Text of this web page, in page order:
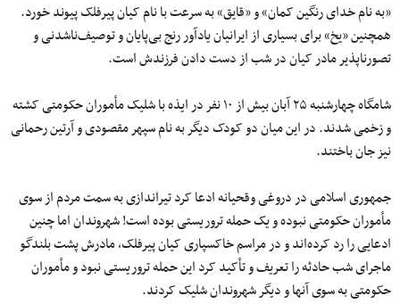
«به نام خدای رنگین کمان» و «قایق» به سرعت با نام کیان پیرفلک پیوند خورد.
همچنین «یخ» برای بسیاری از ایرانیان یادآور رنج بی‌پایان و توصیف‌ناشدنی و
تصورناپذیر مادر کیان در شب از دست دادن فرزندش است.
شامگاه چهارشنبه ۲۵ آبان بیش از ۱۰ نفر در ایذه با شلیک مأموران حکومتی کشته
و زخمی شدند. در این میان دو کودک دیگر به نام سپهر مقصودی و آرتین رحمانی
نیز جان باختند.
جمهوری اسلامی در دروغی وقحیانه ادعا کرد تیراندازی به سمت مردم از سوی
مأموران حکومتی نبوده و یک حمله تروریستی بوده است! شهروندان اما چنین
ادعایی را رد کرده‌اند و در مراسم خاکسپاری کیان پیرفلک، مادرش پشت بلندگو
ماجرای شب حادثه را تعریف و تأکید کرد این حمله تروریستی نبود و مأموران
حکومتی به سوی آنها و دیگر شهروندان شلیک کردند.